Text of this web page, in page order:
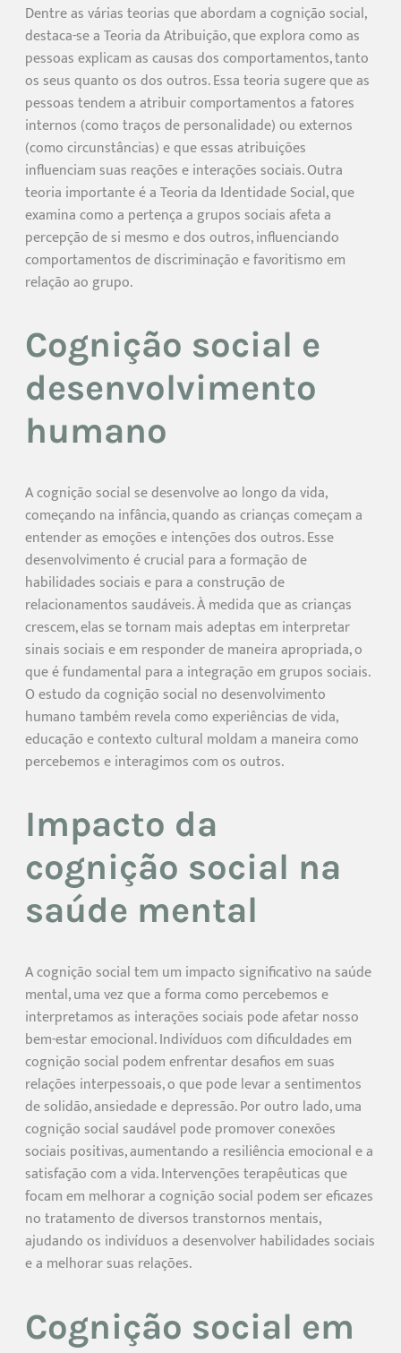
Dentre as várias teorias que abordam a cognição social,
destaca-se a Teoria da Atribuição, que explora como as
pessoas explicam as causas dos comportamentos, tanto
os seus quanto os dos outros. Essa teoria sugere que as
pessoas tendem a atribuir comportamentos a fatores
internos (como traços de personalidade) ou externos
(como circunstâncias) e que essas atribuições
influenciam suas reações e interações sociais. Outra
teoria importante é a Teoria da Identidade Social, que
examina como a pertença a grupos sociais afeta a
percepção de si mesmo e dos outros, influenciando
comportamentos de discriminação e favoritismo em
relação ao grupo.
Cognição social e
desenvolvimento
humano
A cognição social se desenvolve ao longo da vida,
começando na infância, quando as crianças começam a
entender as emoções e intenções dos outros. Esse
desenvolvimento é crucial para a formação de
habilidades sociais e para a construção de
relacionamentos saudáveis. À medida que as crianças
crescem, elas se tornam mais adeptas em interpretar
sinais sociais e em responder de maneira apropriada, o
que é fundamental para a integração em grupos sociais.
O estudo da cognição social no desenvolvimento
humano também revela como experiências de vida,
educação e contexto cultural moldam a maneira como
percebemos e interagimos com os outros.
Impacto da
cognição social na
saúde mental
A cognição social tem um impacto significativo na saúde
mental, uma vez que a forma como percebemos e
interpretamos as interações sociais pode afetar nosso
bem-estar emocional. Indivíduos com dificuldades em
cognição social podem enfrentar desafios em suas
relações interpessoais, o que pode levar a sentimentos
de solidão, ansiedade e depressão. Por outro lado, uma
cognição social saudável pode promover conexões
sociais positivas, aumentando a resiliência emocional e a
satisfação com a vida. Intervenções terapêuticas que
focam em melhorar a cognição social podem ser eficazes
no tratamento de diversos transtornos mentais,
ajudando os indivíduos a desenvolver habilidades sociais
e a melhorar suas relações.
Cognição social em